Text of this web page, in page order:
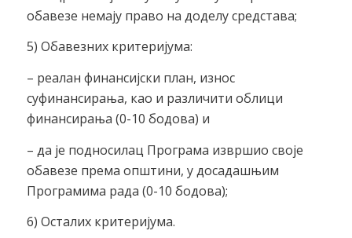
обавезе немају право на доделу средстава;
5) Обавезних критеријума:
– реалан финансијски план, износ
суфинансирања, као и различити облици
финансирања (0-10 бодова) и
– да је подносилац Програма извршио своје
обавезе према општини, у досадашњим
Програмима рада (0-10 бодова);
6) Осталих критеријума.